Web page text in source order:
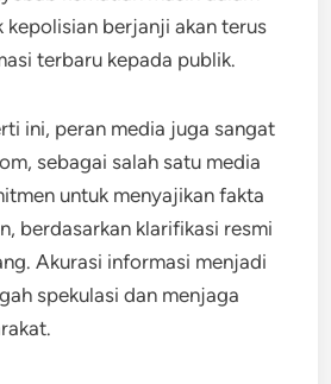
kepolisian berjanji akan terus
terbaru kepada publik.
ini, peran media juga sangat
sebagai salah satu media
untuk menyajikan fakta
berdasarkan klarifikasi resmi
Akurasi informasi menjadi
spekulasi dan menjaga